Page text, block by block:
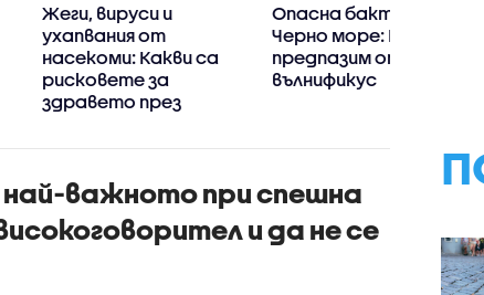
Жеги, вируси и
ухапвания от
насекоми: Какви са
рисковете за
здравето през
Опасна бактерия в
Черно море: Как да се
предпазим от Вибрио
вълнификус
важното при спешна
и да не се